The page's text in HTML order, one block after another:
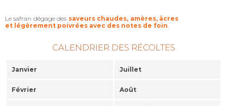
Le safran dégage des saveurs chaudes, amères, âcres
et légèrement poivrées avec des notes de foin.
CALENDRIER DES RÉCOLTES
Janvier Juillet
Février Août